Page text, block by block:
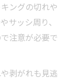
ングの切れや
サッシ周り、
注意が必要で
剥がれも見逃